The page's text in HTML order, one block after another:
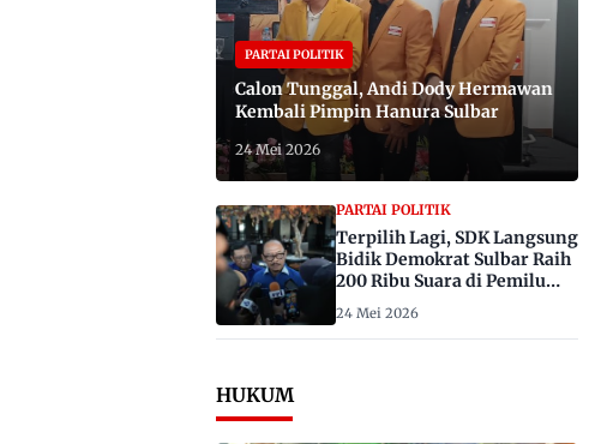
PARTAI POLITIK
Calon Tunggal, Andi Dody Hermawan
Kembali Pimpin Hanura Sulbar
24 Mei 2026
PARTAI POLITIK
Terpilih Lagi, SDK Langsung
Bidik Demokrat Sulbar Raih
200 Ribu Suara di Pemilu
2029
24 Mei 2026
HUKUM